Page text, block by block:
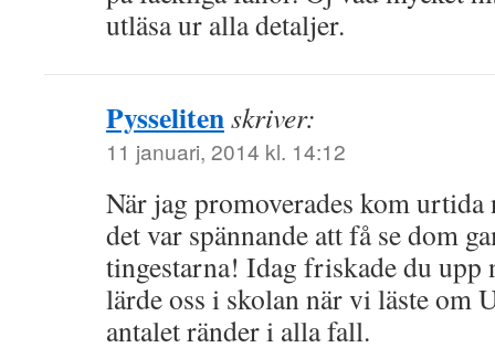
utläsa ur alla detaljer.
Pysselitenskriver:
11 januari, 2014 kl. 14:12
När jag promoverades kom
det var spännande att få se dom
tingestarna! Idag friskade du upp
lärde oss i skolan när vi läste om
antalet ränder i alla fall.